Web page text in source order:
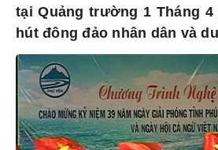
tại Quảng trường 1 Tháng 4
hút đông đảo nhân dân và